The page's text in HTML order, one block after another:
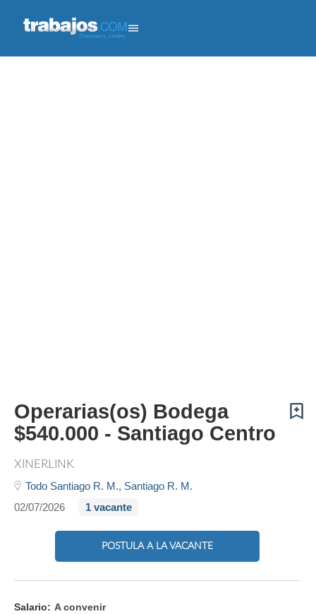
Operarias(os) Bodega
$540.000 - Santiago Centro
XINERLINK
Todo Santiago R. M., Santiago R. M.
02/07/2026
1 vacante
POSTULA A LA VACANTE
Salario: A convenir